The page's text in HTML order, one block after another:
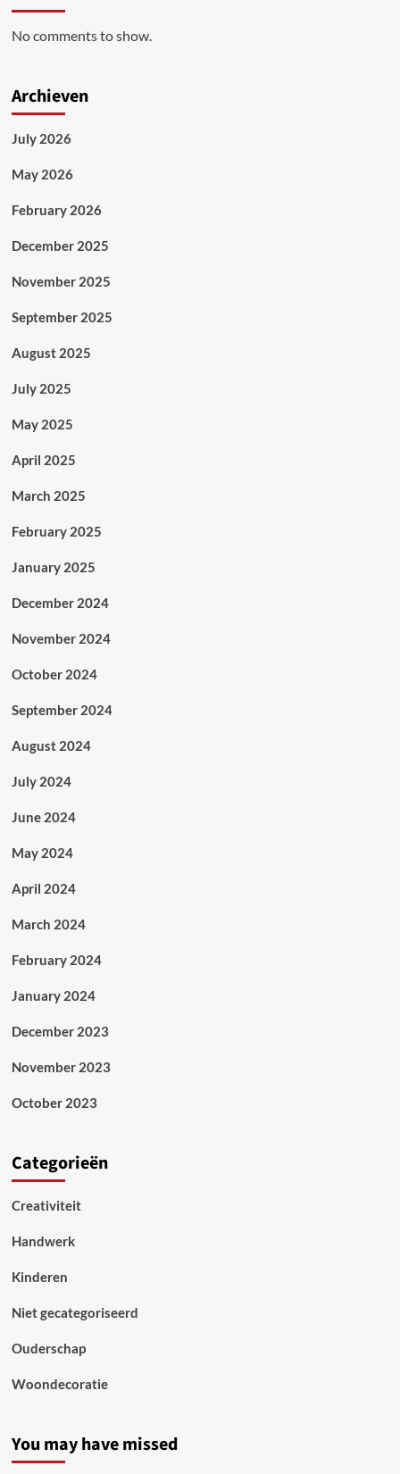
No comments to show.
Archieven
July 2026
May 2026
February 2026
December 2025
November 2025
September 2025
August 2025
July 2025
May 2025
April 2025
March 2025
February 2025
January 2025
December 2024
November 2024
October 2024
September 2024
August 2024
July 2024
June 2024
May 2024
April 2024
March 2024
February 2024
January 2024
December 2023
November 2023
October 2023
Categorieën
Creativiteit
Handwerk
Kinderen
Niet gecategoriseerd
Ouderschap
Woondecoratie
You may have missed